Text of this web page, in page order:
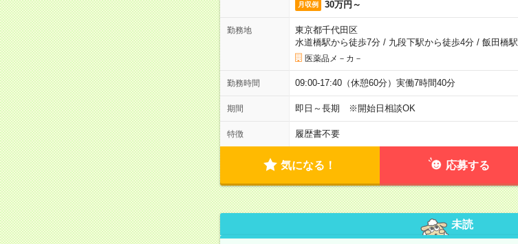
月収例 30万円～
勤務地
東京都千代田区
水道橋駅から徒歩7分/ 九段下駅から徒歩4分/ 飯田橋駅
医薬品メ－カ－
勤務時間 09:00-17:40（休憩60分）実働7時間40分
期間 即日～長期 ※開始日相談OK
特徴 履歴書不要
気になる！ 応募する
未読